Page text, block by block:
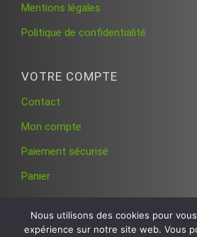
Mentions légales
Politique de confidentialité
VOTRE COMPTE
Contact
Mon compte
Paiement sécurisé
Panier
Nous utilisons des cookies pour
expérience sur notre site web. Vous